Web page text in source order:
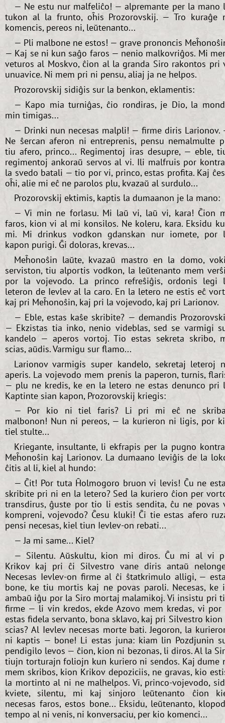
— Ne estu nur malfeliĉo! — alpremante per la mano
tukon al la frunto, oĥis Prozorovskij. — Tro kuraĝe
komencis, pereos ni, leŭtenanto...
— Pli malbone ne estos! — grave prononcis
— Kaj se ni kun saĝo faros — nenio malkovriĝos. Mi
veturos al Moskvo, ĉion al la granda Siro rakontos pri
unuavice. Ni mem pri ni pensu, aliaj ja ne helpos.
Prozorovskij sidiĝis sur la benkon, eklamentis:
— Kapo mia turniĝas, ĉio rondiras, je Dio, la
min timigas...
— Drinki nun necesas malpli! — firme diris Larionov.
Ne ŝercan aferon ni entreprenis, pensu nemalmulte
tiu afero, princo... Regimentoj iras desupre, — eble,
regimentoj ankoraŭ servos al vi. Ili malfruis por
la svedo batali — tio por vi, princo, estas profita. Kaj
oĥi, alie mi eĉ ne parolos plu, kvazaŭ al surdulo...
Prozorovskij ektimis, kaptis la dumaanon je la mano:
— Vi min ne forlasu. Mi laŭ vi, laŭ vi, kara! Ĉion
faros, kion vi al mi konsilos. Ne koleru, kara. Eksidu
mi. Mi drinkus vodkon gdanskan nur iomete, por
kapon purigi. Ĝi doloras, krevas...
Meĥonoŝin laŭte, kvazaŭ mastro en la domo,
serviston, tiu alportis vodkon, la leŭtenanto mem
por la vojevodo. La princo refreŝiĝis, ordonis legi
leteron de Ievlev al la caro. En la letero ne estis eĉ
kaj pri Meĥonoŝin, kaj pri la vojevodo, kaj pri Larionov.
— Eble, estas kaŝe skribite? — demandis
— Ekzistas tia inko, nenio videblas, sed se varmigi
kandelo — aperos vortoj. Tio estas sekreta skribo,
scias, aŭdis. Varmigu sur flamo...
Larionov varmigis super kandelo, sekretaj leteroj
aperis. La vojevodo mem prenis la paperon, turnis,
— plu ne kredis, ke en la letero ne estas denunco pri
Kaptinte sian kapon, Prozorovskij kriegis:
— Por kio ni tiel faris? Li pri mi eĉ ne
malbonon! Nun ni pereos, — la kurieron ni ligis, por
tiel stulte...
Kriegante, insultante, li ekfrapis per la pugno
Meĥonoŝin kaj Larionov. La dumaano leviĝis de la
ĉitis al li, kiel al hundo:
— Ĉit! Por tuta Ĥolmogoro bruon vi levis! Ĉu ne
skribite pri ni en la letero? Sed la kuriero ĉion per
transdirus, ĝuste por tio li estis sendita, ĉu ne povas
kompreni, vojevodo? Ĉesu kluki! Ĉi tie estas afero
pensi necesas, kiel tiun Ievlev-on rebati...
— Ja mi same... Kiel?
— Silentu. Aŭskultu, kion mi diros. Ĉu mi al vi
Krikov kaj pri ĉi Silvestro vane diris antaŭ
Necesas Ievlev-on firme al ĉi ŝtatkrimulo alligi, —
bone, ke tiu mortis kaj ne povas paroli. Necesas, ke
ambaŭ iĝu por la Siro mortaj malamikoj. Vi insistu pri
firme — li vin kredos, ekde Azovo mem kredas, vi
estas fidela servanto, bona sklavo, kaj pri Silvestro
scias? Al Ievlev necesas morte bati. Jegoron, la
ni kaptis — bone! Li estas juna: kiam lin Pozdjunin
pendigilo levos — ĉion, kion ni bezonas, li diros. Al la
tiujn torturajn foliojn kun kuriero ni sendos. Kaj dume
mem skribos, kion Krikov depoziciis, ne gravas, kio
la mortinto al ni ne malhelpos. Vi, princo-vojevodo,
kviete, silentu, mi kaj sinjoro leŭtenanto ĉion
necesas faros, estos bone... Eksidu, leŭtenanto,
tempo al ni venis, ni konversaciu, per kio komenci...